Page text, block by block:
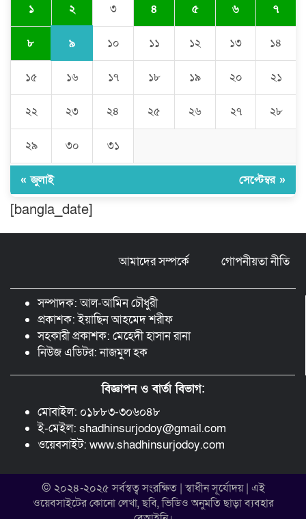
জলবায়ু পরিবর্তনের বিরূপ প্রভাব
মোকাবেলায়, বৃক্ষ রোপণ কর্মসূচি।
চৌদ্দগ্রামে পুলিশের প্রতি জনগণের আস্থা
লালমনিরহাট দলিল লেখক সমিতির ত্রি-বার্ষিক
নির্বাচন সম্পন্ন, সভাপতি সিরাজুল ও সাধারণ
সম্পাদক হামিদুর
সড়ক নিরাপত্তা ও জনসচেতনতা তৈরিতে
কমলগঞ্জ শাখার সভাপতি মোঃ আব্দুস সালাম।
১ ২ ৩ ৪ ৫ ৬ ৭
৮ ৯ ১০ ১১ ১২ ১৩ ১৪
১৫ ১৬ ১৭ ১৮ ১৯ ২০ ২১
২২ ২৩ ২৪ ২৫ ২৬ ২৭ ২৮
২৯ ৩০ ৩১
« জুলাই সেপ্টেম্বর »
[bangla_date]
আমাদের সম্পর্কে গোপনীয়তা নীতি
সম্পাদক: আল-আমিন চৌধুরী
প্রকাশক: ইয়াছিন আহমেদ শরীফ
সহকারী প্রকাশক: মেহেদী হাসান রানা
নিউজ এডিটর: নাজমুল হক
বিজ্ঞাপন ও বার্তা বিভাগ:
মোবাইল: ০১৮৮৩-৩০৬০৪৮
ই-মেইল: shadhinsurjodoy@gmail.com
ওয়েবসাইট: www.shadhinsurjodoy.com
© ২০২৪-২০২৫ সর্বস্বত্ব সংরক্ষিত | স্বাধীন সূর্যোদয় | এই
ওয়েবসাইটের কোনো লেখা, ছবি, ভিডিও অনুমতি ছাড়া ব্যবহার